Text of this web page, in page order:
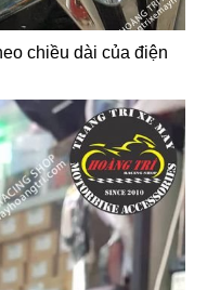
chiều dài của điện